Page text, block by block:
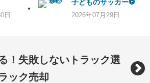
日
子どものサッカー⚽
2026年07月29日
！失敗しないトラック選
ック売却